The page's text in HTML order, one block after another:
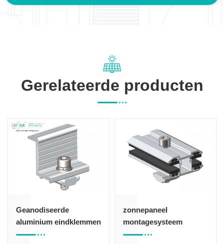
Gerelateerde producten
Geanodiseerde
aluminium eindklemmen
voor zonnepanelen
zonnepaneel
montagesysteem
frameloze module